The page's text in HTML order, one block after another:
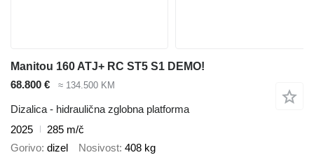
Manitou 160 ATJ+ RC ST5 S1 DEMO!
68.800 €
≈ 134.500 KM
Dizalica - hidraulična zglobna platforma
2025
285 m/č
Gorivo dizel Nosivost 408 kg